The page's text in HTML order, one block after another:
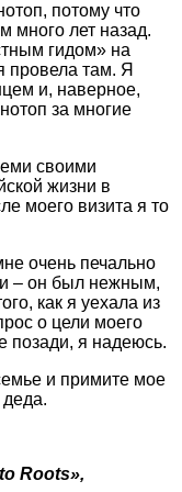
потому что
много лет назад.
гидом» на
провела там. Я
и, наверное,
за многие
своими
жизни в
моего визита я то
очень печально
– он был нежным,
как я уехала из
о цели моего
позади, я надеюсь.
и примите мое
деда.
to Roots»,